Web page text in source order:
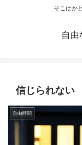
そこはか
自由
信じられない
自由時間